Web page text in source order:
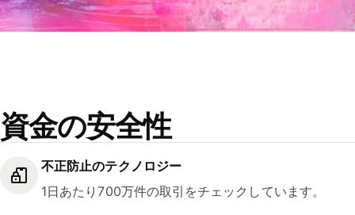
資金の安全性
不正防止のテクノロジー
1日あたり700万件の取引をチェックしています。